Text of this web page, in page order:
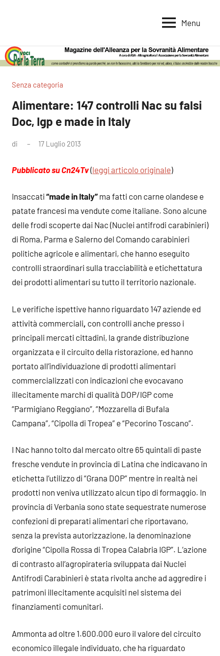
per
la
Terra
per
la
Alimentare
Menu
Senza categoria
Alimentare: 147 controlli Nac su falsi
Doc, Igp e made in Italy
di 17 Luglio 2013
Pubblicato su Cn24Tv(leggi articolo originale)
Insaccati “made in Italy” ma fatti con carne olandese e
patate francesi ma vendute come italiane. Sono alcune
delle frodi scoperte dai Nac (Nuclei antifrodi carabinieri)
di Roma, Parma e Salerno del Comando carabinieri
politiche agricole e alimentari, che hanno eseguito
controlli straordinari sulla tracciabilità e etichettatura
dei prodotti alimentari su tutto il territorio nazionale.
Le verifiche ispettive hanno riguardato 147 aziende ed
attività commerciali con controlli anche presso i
principali mercati cittadini, la grande distribuzione
organizzata e il circuito della ristorazione, ed hanno
portato all’individuazione di prodotti alimentari
commercializzati con indicazioni che evocavano
illecitamente marchi di qualità DOP/IGP come
“Parmigiano Reggiano”, “Mozzarella di Bufala
Campana”, “Cipolla di Tropea” e “Pecorino Toscano”.
I Nac hanno tolto dal mercato oltre 65 quintali di paste
fresche vendute in provincia di Latina che indicavano in
etichetta l’utilizzo di “Grana DOP” mentre in realtà nei
prodotti non veniva utilizzato alcun tipo di formaggio. In
provincia di Verbania sono state sequestrate numerose
confezioni di preparati alimentari che riportavano,
senza la prevista autorizzazione, la denominazione
d’origine “Cipolla Rossa di Tropea Calabria IGP”. L’azione
di contrasto all’agropirateria sviluppata dai Nuclei
Antifrodi Carabinieri è stata rivolta anche ad aggredire i
patrimoni illecitamente acquisiti nel sistema dei
finanziamenti comunitari.
Ammonta ad oltre 1.600.000 euro il valore del circuito
economico illegale individuato, che ha riguardato